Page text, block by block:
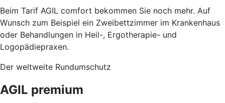
Beim Tarif AGIL comfort bekommen Sie noch mehr. Auf
Wunsch zum Beispiel ein Zweibettzimmer im Krankenhaus
oder Behandlungen in Heil-, Ergotherapie- und
Logopädiepraxen.
Der weltweite Rundumschutz
AGIL premium